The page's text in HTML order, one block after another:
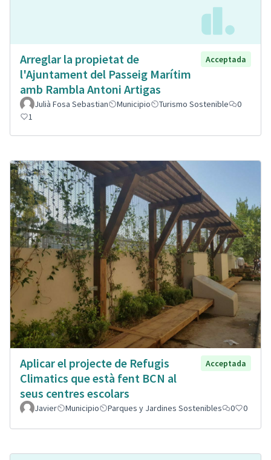
Arreglar la propietat de
l'Ajuntament del Passeig Marítim
amb Rambla Antoni Artigas
Acceptada
Julià Fosa Sebastian Municipio Turismo Sostenible
0
1
Aplicar el projecte de Refugis
Climatics que està fent BCN al
seus centres escolars
Acceptada
Javier Municipio Parques y Jardines Sostenibles 0 0